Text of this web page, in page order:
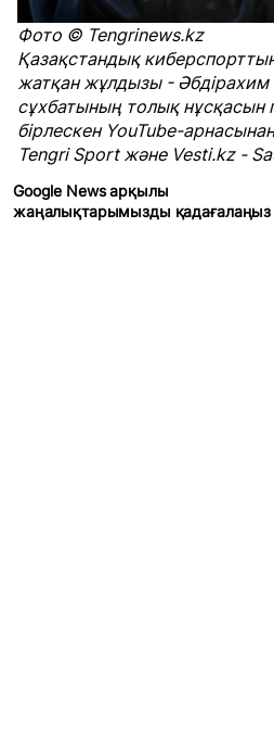
Фото © Tengrinews.kz
Қазақстандық
жатқан жұлдызы -
сұхбатының толық нұсқасын
бірлескен YouTube-
Tengri Sport және Vesti.kz -
Google News арқылы
жаңалықтарымызды қадағалаңыз